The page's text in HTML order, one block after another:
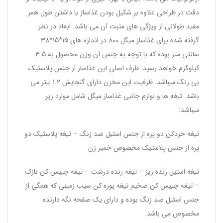
دقت در طراحی علاوه بر شکیل بودن غذاساز با داشتن طول همر
مفید طولانی از ویژگی های مثبت آن می باشد. ابعاد در نظر
گرفته شده برای غذاساز میگل 800 در اندازه های 15*15*38
سانتی متر بوده که با توجه به جنس آن وزن محصول به 3.5
کیلوگرم خواهد رسید. ظرف اصلی این غذاساز از جنس پلاستیک
بی رنگ میباشد. ظرفیت این مخزن دارای گنجایش 1.2 لیتر می
باشد. تیغه ها و لوازم جانبی غذاساز میگل شامل موارد زیر
میباشد:
تیغه خردکن دو پره از جنس استیل ضد زنگ – تیغه پلاستیک دو
پره از جنس پلاستیک مخصوص خمیر زن
تیغه استیل رنده ریز – تیغه رنده درشت – تیغه چیپس کن نازک
– تیغه چیپس کن ضخیم تیغه پوره کن سیب زمینی که همگی از
جنس استیل ضد زنگ بوده و دارای یک صفحه نگه دارنده
مخصوص می باشد.